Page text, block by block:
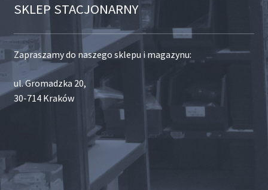
SKLEP STACJONARNY
Zapraszamy do naszego sklepu i magazynu:
ul. Gromadzka 20,
30-714 Kraków